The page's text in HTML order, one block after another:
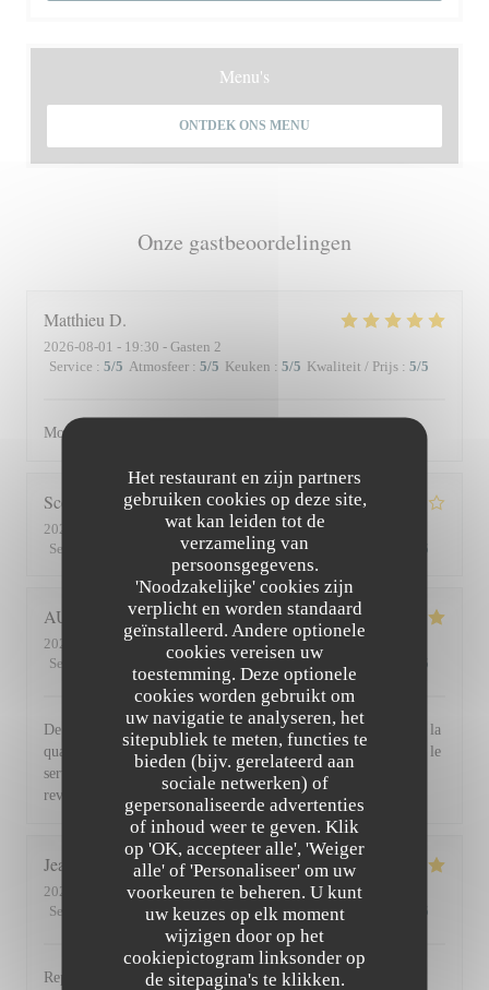
Het restaurant en zijn partners
gebruiken cookies op deze site,
wat kan leiden tot de
verzameling van
persoonsgegevens.
'Noodzakelijke' cookies zijn
verplicht en worden standaard
geïnstalleerd. Andere optionele
cookies vereisen uw
toestemming. Deze optionele
cookies worden gebruikt om
uw navigatie te analyseren, het
sitepubliek te meten, functies te
bieden (bijv. gerelateerd aan
sociale netwerken) of
gepersonaliseerde advertenties
of inhoud weer te geven. Klik
op 'OK, accepteer alle', 'Weiger
alle' of 'Personaliseer' om uw
voorkeuren te beheren. U kunt
uw keuzes op elk moment
wijzigen door op het
cookiepictogram linksonder op
de sitepagina's te klikken.
Onze gastbeoordelingen
Matthieu D
2026-08-01 - 19:30 - Gasten 2
Service : 5/5 Atmosfeer : 5/5 Keuken : 5/5 Kwaliteit / Prijs : 5/5
Moment superbe, du service à l’assiette !
Scott
2026-07-30
- 19:45 - Gasten 3
Service
Atmosfeer: 3/5 Keuken: 4/5 Kwaliteit / Prijs /5
AUDE
2026-07-30
- 19:30 - Gasten 2
Service
Atmosfeer: 5/5 Keuken: 5/5 Kwaliteit / Prijs /5
De l'accueil souriant et chaleureux comme à la maison jusqu'à la
qualité et la présentation de l'assiette (poissons) en passant par le
service du vin, nous avons apprécié ce dîner et souhaitons
revenir. Bravo & merci +++
Jean Louis D
2026-07-30
- 13:00 - Gasten 2
Service
Atmosfeer: 4/5 Keuken: 5/5 Kwaliteit / Prijs /5
Repas excellent de l’entrée au dessert. Service impeccable.
Menu's
ONTDEK ONS MENU